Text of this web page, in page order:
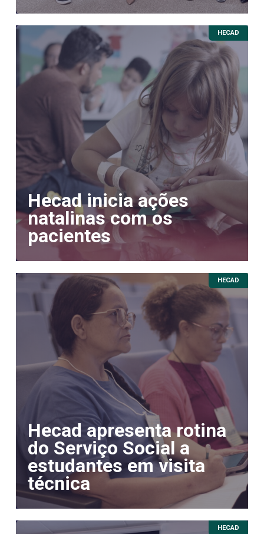
HECAD
Hecad inicia ações
natalinas com os
pacientes
HECAD
Hecad apresenta rotina
do Serviço Social a
estudantes em visita
técnica
HECAD